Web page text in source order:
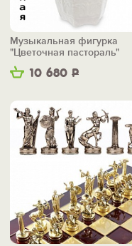
10 680 Р
Музыкальная фигурка
"Цветочная пастораль"